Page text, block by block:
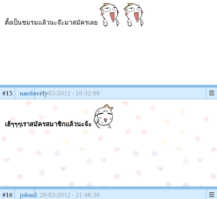
ตั้งเป็นชมรมแล้วนะจ๊ะมาสมัครเลย
#15 naerlovely28-03-2012 - 10:32:08
เฮ้ๆๆๆเราสมัครสมาชิกแล้วนะจ้ะ
#16 jobsu1 28-03-2012 - 21:48:39